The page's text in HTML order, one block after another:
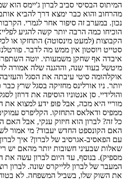
מהרחוב והוא כבר ימצא דרך להביא
נכון. במערב זה סיפור אחר לגמרי.
הוכיחו כמה הרבה יותר קשה להגיע
הקבוצות (למעט מינסוטה) התחזקו או
סטייט ויוסטון אין ממש מה לדבר.
איבדה אף שחקן משמעותי. יוטה
מיטשל בעוד שנה, וההגנה שלה אמורה
אוקלהומה סיטי עיבתה את הסגל
יותר. ניו אורלינס מחזיקה בסגל שרץ כבר
והולידיי. סן אנטוניו הוסיפה את
מוריי היא מכה, אבל פופ ידע למצוא
ממפיס ודאלאס התחזקו. הקליפרס
כל זה? לברון הוא חיזוק ענקי, אבל
האם הקונספט החדש יעבוד? מי אמור
עם הפאסיב-אגרסיב של לברון? איך
שאלות שבעיני חשובות יותר מהאם יש
מספיק). בנוסף, עד היום לברון עשה את
המעבר של לברון ללייקרס שונה. לברון
את השוק שלו, בשביל המשפחה. לא בטוח